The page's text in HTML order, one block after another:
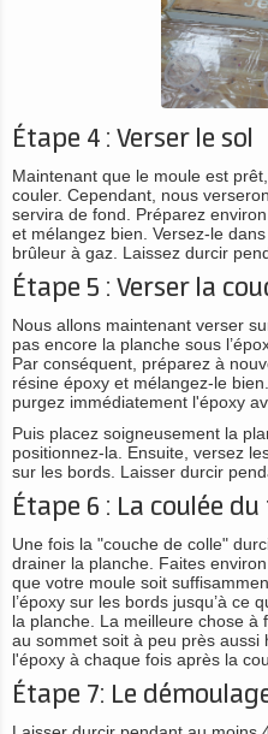
Étape 4 : Verser le sol
Maintenant que le moule est
couler. Cependant, nous
servira de fond. Préparez
et mélangez bien. Versez-le
brûleur à gaz. Laissez durcir
Étape 5 : Verser la
Nous allons maintenant verser
pas encore la planche sous
Par conséquent, préparez à
résine époxy et mélangez-le
purgez immédiatement l'époxy
Puis placez soigneusement la
positionnez-la. Ensuite, versez
sur les bords. Laisser durcir
Étape 6 : La coulée
Une fois la "couche de colle"
drainer la planche. Faites
que votre moule soit
l’époxy sur les bords jusqu’à ce
la planche. La meilleure chose à
au sommet soit à peu près aussi
l'époxy à chaque fois après la
Étape 7: Le